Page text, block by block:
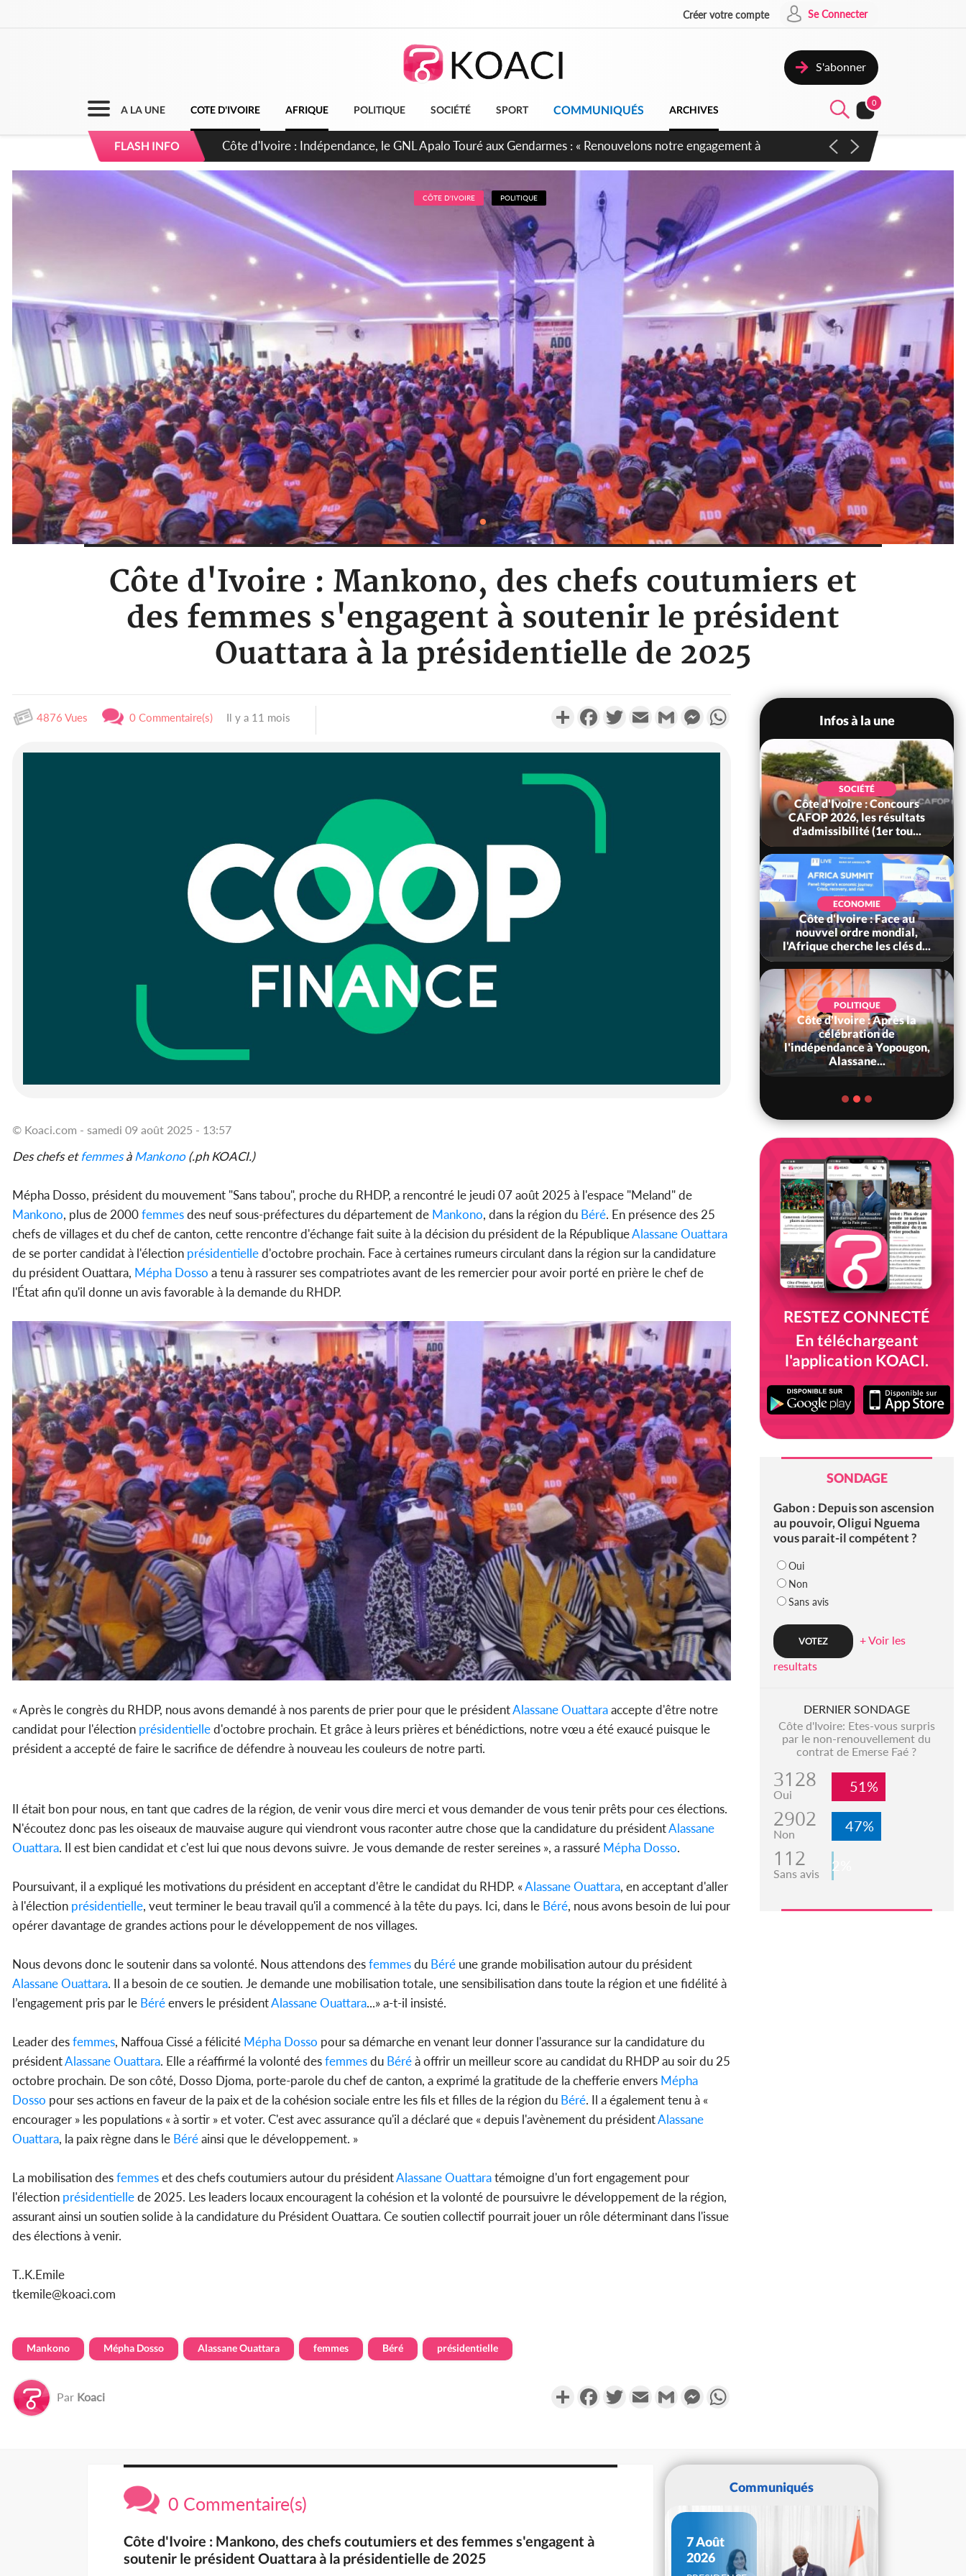
Créer votre compte Se Connecter
S'abonner
A LA UNE COTE D'IVOIRE AFRIQUE POLITIQUE SOCIÉTÉ SPORT COMMUNIQUÉS ARCHIVES
0
FLASH INFO
Sierra Leone : Un projet de réforme constitutionnelle en gestation, points clés des amendements, un exclu
d'avance
CÔTE D'IVOIRE POLITIQUE
Côte d'Ivoire : Mankono, des chefs coutumiers et
des femmes s'engagent à soutenir le président
Ouattara à la présidentielle de 2025
4876 Vues 0 Commentaire(s) Il y a 11 mois PartagerFacebookTwitterEmail Gmail MessengerWhatsApp
© Koaci.com - samedi 09 août 2025 - 13:57
Des chefs etfemmesàMankono(.ph KOACI.)
Mépha Dosso, président du mouvement "Sans tabou", proche du RHDP, a rencontré le jeudi 07 août 2025 à l'espace "Meland" de
Mankono, plus de 2000femmesdes neuf sous-préfectures du département de Mankono, dans la région du Béré. En présence des 25
chefs de villages et du chef de canton, cette rencontre d'échange fait suite à la décision du président de la RépubliqueAlassane Ouattara
de se porter candidat à l'élection présidentielled'octobre prochain. Face à certaines rumeurs circulant dans la région sur la candidature
du président Ouattara, Mépha Dosso a tenu à rassurer ses compatriotes avant de les remercier pour avoir porté en prière le chef de
l'État afin qu'il donne un avis favorable à la demande du RHDP.
« Après le congrès du RHDP, nous avons demandé à nos parents de prier pour que le présidentAlassane Ouattaraaccepte d'être notre
candidat pour l'élection présidentielled'octobre prochain. Et grâce à leurs prières et bénédictions, notre vœu a été exaucé puisque le
président a accepté de faire le sacrifice de défendre à nouveau les couleurs de notre parti.
Il était bon pour nous, en tant que cadres de la région, de venir vous dire merci et vous demander de vous tenir prêts pour ces élections.
N'écoutez donc pas les oiseaux de mauvaise augure qui viendront vous raconter autre chose que la candidature du présidentAlassane
Ouattara. Il est bien candidat et c'est lui que nous devons suivre. Je vous demande de rester sereines », a rassuré Mépha Dosso.
Poursuivant, il a expliqué les motivations du président en acceptant d'être le candidat du RHDP. «Alassane Ouattara, en acceptant d'aller
à l'élection présidentielle, veut terminer le beau travail qu'il a commencé à la tête du pays. Ici, dans le Béré, nous avons besoin de lui pour
opérer davantage de grandes actions pour le développement de nos villages.
Nous devons donc le soutenir dans sa volonté. Nous attendons desfemmesdu Béré une grande mobilisation autour du président
Alassane Ouattara. Il a besoin de ce soutien. Je demande une mobilisation totale, une sensibilisation dans toute la région et une fidélité à
l’engagement pris par le Béréenvers le présidentAlassane Ouattara...» a-t-il insisté.
Leader desfemmes, Naffoua Cissé a félicité Mépha Dosso pour sa démarche en venant leur donner l'assurance sur la candidature du
présidentAlassane Ouattara. Elle a réaffirmé la volonté desfemmesdu Béréà offrir un meilleur score au candidat du RHDP au soir du 25
octobre prochain. De son côté, Dosso Djoma, porte-parole du chef de canton, a exprimé la gratitude de la chefferie envers Mépha
Dosso pour ses actions en faveur de la paix et de la cohésion sociale entre les fils et filles de la région du Béré. Il a également tenu à «
encourager » les populations « à sortir » et voter. C'est avec assurance qu'il a déclaré que « depuis l'avènement du présidentAlassane
Ouattara, la paix règne dans le Béréainsi que le développement. »
La mobilisation desfemmeset des chefs coutumiers autour du présidentAlassane Ouattaratémoigne d'un fort engagement pour
l'élection présidentiellede 2025. Les leaders locaux encouragent la cohésion et la volonté de poursuivre le développement de la région,
assurant ainsi un soutien solide à la candidature du Président Ouattara. Ce soutien collectif pourrait jouer un rôle déterminant dans l'issue
des élections à venir.
T..K.Emile
tkemile@koaci.com
Mankono Mépha Dosso Alassane Ouattara femmes Béré présidentielle
Par Koaci PartagerFacebookTwitterEmail Gmail Messenger
Infos à la une
Côte d'Ivoire : Leleblé, le
Commandant KOUAME
Djahan Norbert, Nouveau
SOCIÉTÉ
Côte d'Ivoire : Concours
CAFOP 2026, les résultats
d'admissibilité (1er tou...
ECONOMIE
Côte d'Ivoire : Face au
nouvvel ordre mondial,
l'Afrique cherche les clés d...
POLITIQUE
Côte d'Ivoire : Après la
célébration de
l'indépendance à Yopougon,
Alassane...
RESTEZ CONNECTÉ
En téléchargeant
l'application KOACI.
SONDAGE
Gabon : Depuis son ascension
au pouvoir, Oligui Nguema
vous parait-il compétent ?
Oui
Non
Sans avis
+ Voir les
resultats
DERNIER SONDAGE
Côte d'Ivoire: Etes-vous surpris
par le non-renouvellement du
contrat de Emerse Faé ?
3128
Oui 51%
2902
Non 47%
112
Sans avis 2%
0 Commentaire(s)
Côte d'Ivoire : Mankono, des chefs coutumiers et des femmes s'engagent à
soutenir le président Ouattara à la présidentielle de 2025
Communiqués
7 Août
2026